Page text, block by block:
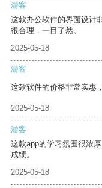
游客
这款办公软件的界面设计
很合理，一目了然。
2025-05-18
游客
这款软件的价格非常实惠
2025-05-18
游客
这款app的学习氛围很浓
成绩。
2025-05-18